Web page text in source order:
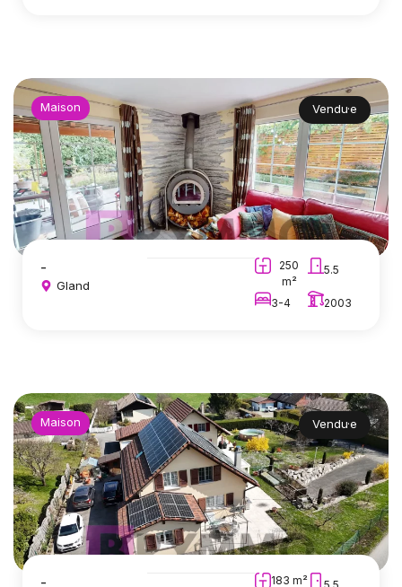
Maison Vendu·e
-
Gland
250
m²
5.5
3-4 2003
Maison Vendu·e
- 183 m²